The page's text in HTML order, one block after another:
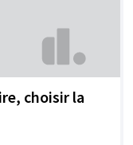
choisir la